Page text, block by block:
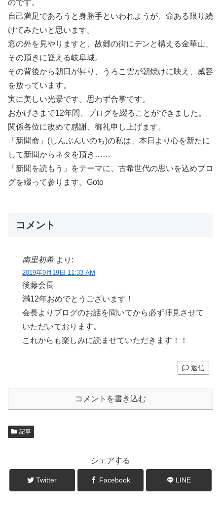
のです。
自己満足であろうと身勝手といわれようが、命ある限り続
けてみたいと思います。
窓の外を見やりますと、故郷の街にデンと構える金華山、
その頂きに聳える岐阜城。
その背後から朝日が昇り、うろこ雲が朝焼けに映え、威容
を放っています。
実に美しい光景です。思わず合掌です。
おかげさまで12年間、ブログを綴ることができました。
関係各位に改めて感謝、御礼申し上げます。
「新聞命」(しんぶんいのち)の私は、本日より心を新たに
して新聞からネタを頂き……
「新聞を読もう」をテーマに、古希世代の思いを込めブロ
グを綴って参ります。Goto
コメント
南里初希 より:
2019年9月19日 11:33 AM
後藤会長
満12年おめでとうございます！
会長よりブログのお話を聞いてから必ず拝見させて
いただいております。
これからも楽しみに読ませていただきます！！
返信
コメントを書き込む
記事
シェアする
Twitter Facebook LINE